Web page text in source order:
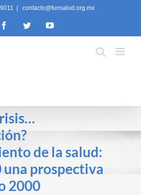
contacto@funsalud.org.mx
FacebookTwitterYouTube
de la salud:
prospectiva
2000